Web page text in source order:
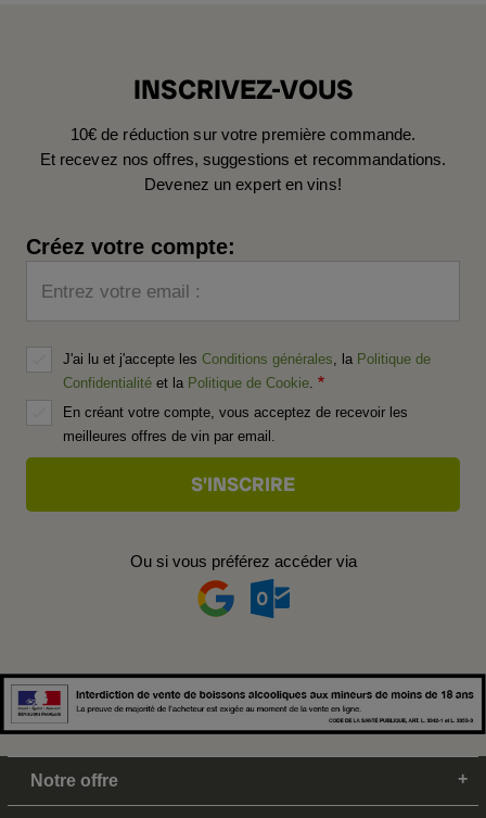
INSCRIVEZ-VOUS
10€ de réduction sur votre première commande.
Et recevez nos offres, suggestions et recommandations.
Devenez un expert en vins!
Créez votre compte:
Entrez votre email :
J'ai lu et j'accepte les Conditions générales , la Politique de
Confidentialité et la Politique de Cookie
En créant votre compte, vous acceptez de recevoir les
meilleures offres de vin par email.
Ou si vous préférez accéder via
Notre offre